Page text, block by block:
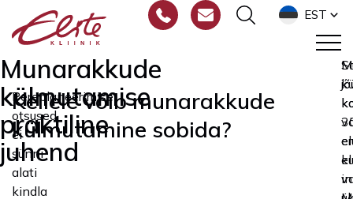
EST
Munarakkude
külmutamise
praktiline
juhend
Pereplaneerimise
otsused
ei
sünni
alati
kindla
Kellele võib munarakkude
külmutamine sobida?